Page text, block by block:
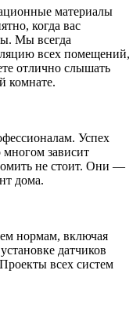
материалы
когда вас
Мы всегда
всех помещений,
отлично слышать
комнате.
Успех
многом зависит
не стоит. Они —
дома.
нормам, включая
датчиков
всех систем